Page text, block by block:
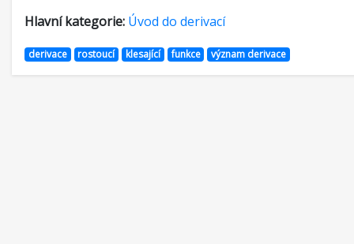
Hlavní kategorie: Úvod do derivací
derivace rostoucí klesající funkce význam derivace